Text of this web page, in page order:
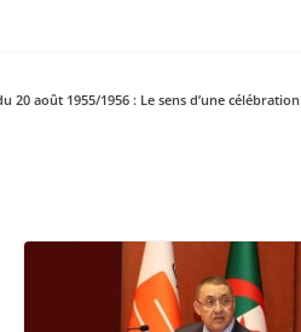
20 août 1955/1956 : Le sens d’une célébration